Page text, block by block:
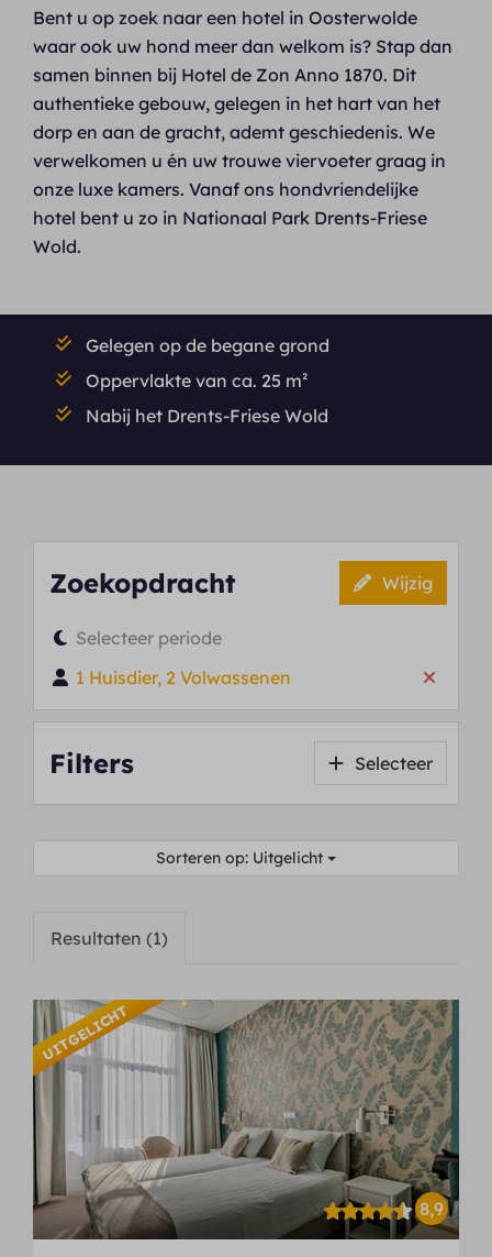
Bent u op zoek naar een hotel in Oosterwolde
waar ook uw hond meer dan welkom is? Stap dan
samen binnen bij Hotel de Zon Anno 1870. Dit
authentieke gebouw, gelegen in het hart van het
dorp en aan de gracht, ademt geschiedenis. We
verwelkomen u én uw trouwe viervoeter graag in
onze luxe kamers. Vanaf ons hondvriendelijke
hotel bent u zo in Nationaal Park Drents-Friese
Wold.
Gelegen op de begane grond
Oppervlakte van ca. 25 m²
Nabij het Drents-Friese Wold
Zoekopdracht Wijzig
Selecteer periode
1 Huisdier, 2 Volwassenen
Filters Selecteer
Sorteren op: Uitgelicht
Resultaten (1)
UITGELICHT
8,9